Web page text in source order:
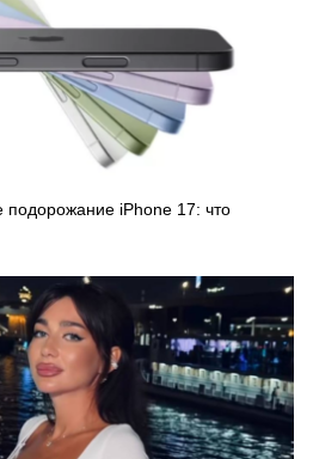
подорожание iPhone 17: что